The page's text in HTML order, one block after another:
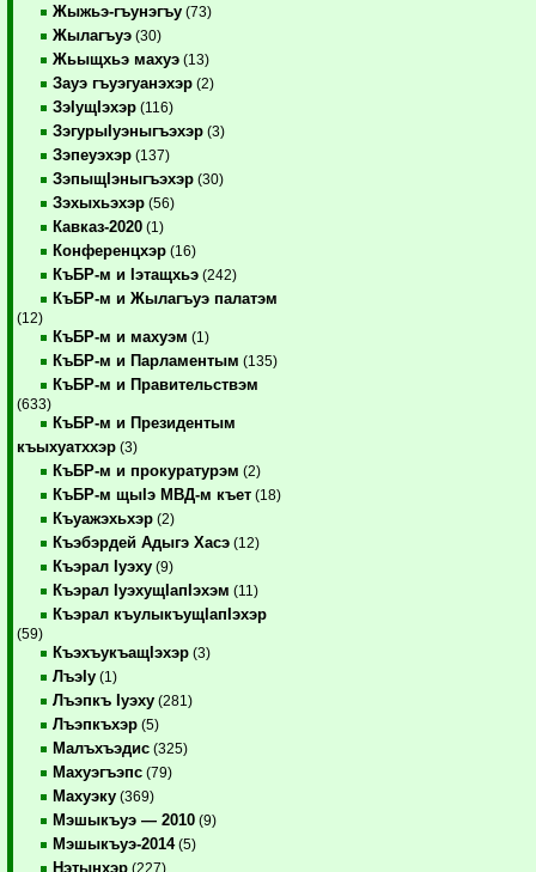
Жыжьэ-гъунэгъу (73)
Жылагъуэ (30)
Жьыщхьэ махуэ (13)
Зауэ гъуэгуанэхэр (2)
ЗэIущIэхэр (116)
ЗэгурыIуэныгъэхэр (3)
Зэпеуэхэр (137)
ЗэпыщIэныгъэхэр (30)
Зэхыхьэхэр (56)
Кавказ-2020 (1)
Конференцхэр (16)
КъБР-м и Iэтащхьэ (242)
КъБР-м и Жылагъуэ палатэм
(12)
КъБР-м и махуэм (1)
КъБР-м и Парламентым (135)
КъБР-м и Правительствэм
(633)
КъБР-м и Президентым
къыхуатххэр (3)
КъБР-м и прокуратурэм (2)
КъБР-м щыIэ МВД-м къет (18)
Къуажэхьхэр (2)
Къэбэрдей Адыгэ Хасэ (12)
Къэрал Iуэху (9)
Къэрал IуэхущIапIэхэм (11)
Къэрал къулыкъущIапIэхэр
(59)
КъэхъукъащIэхэр (3)
ЛъэIу (1)
Лъэпкъ Iуэху (281)
Лъэпкъхэр (5)
Малъхъэдис (325)
Махуэгъэпс (79)
Махуэку (369)
Мэшыкъуэ — 2010 (9)
Мэшыкъуэ-2014(5)
Нэтынхэр (227)